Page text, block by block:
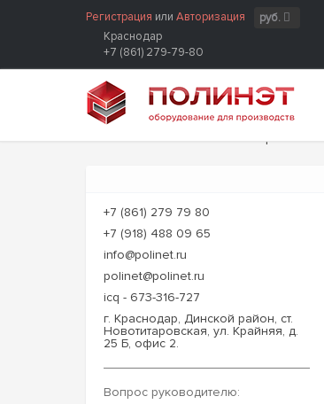
Регистрация или Авторизация
руб.
Краснодар
+7 (861) 279-79-80
Главная Упаковочные материалы
+7 (861) 279 79 80
+7 (918) 488 09 65
info@polinet.ru
polinet@polinet.ru
icq - 673-316-727
г. Краснодар, Динской район, ст.
Новотитаровская, ул. Крайняя, д.
25 Б, офис 2.
Вопрос руководителю: